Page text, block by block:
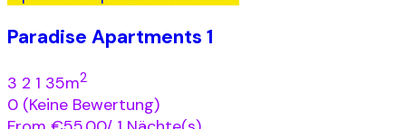
Paradise Apartments 1
3 2 1 35m2
0 (Keine Bewertung)